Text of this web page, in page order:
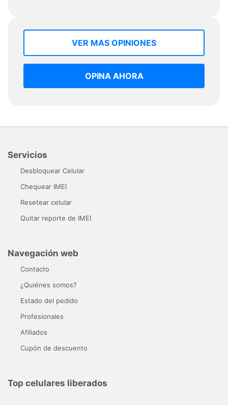
VER MAS OPINIONES
OPINA AHORA
Servicios
Desbloquear Celular
Chequear IMEI
Resetear celular
Quitar reporte de IMEI
Navegación web
Contacto
¿Quiénes somos?
Estado del pedido
Profesionales
Afiliados
Cupón de descuento
Top celulares liberados